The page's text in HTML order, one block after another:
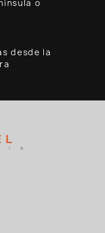
o
desde la